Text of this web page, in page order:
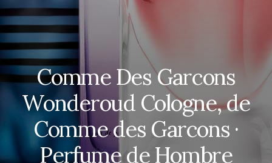
Comme Des Garcons
Wonderoud Cologne, de
Comme des Garcons ·
Perfume de Hombre